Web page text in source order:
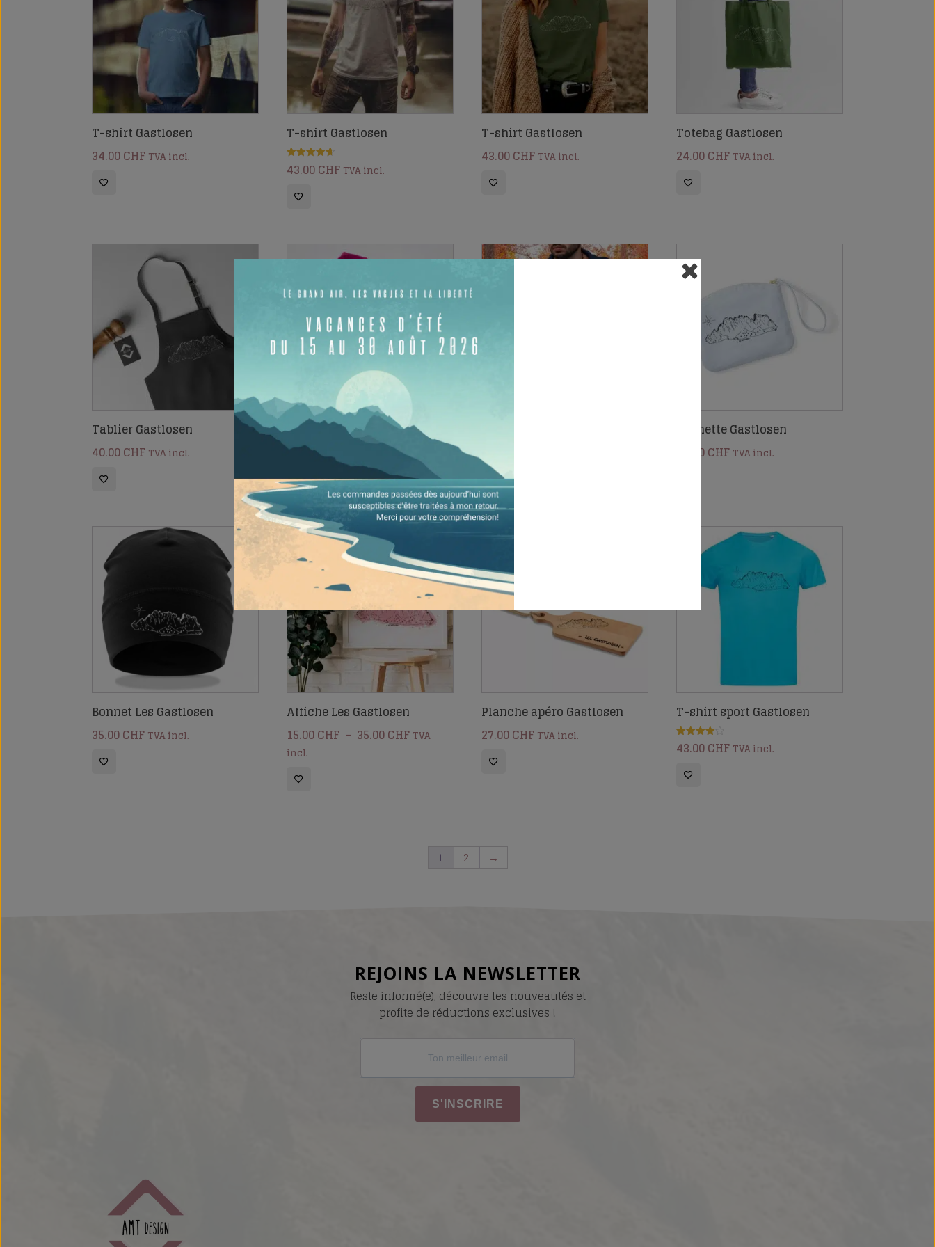
T-shirt Gastlosen
34.00CHF TVA incl.
T-shirt Gastlosen
Note
4.67
43.00CHF TVA incl.
T-shirt Gastlosen
43.00CHF TVA incl.
Totebag Gastlosen
24.00CHF TVA incl.
Tablier Gastlosen
40.00CHF TVA incl.
Jaquette Gastlosen
75.00CHF
Pochette Gastlosen
26.00CHF TVA incl.
Bonnet Les Gastlosen
35.00CHF TVA incl.
Affiche Les Gastlosen
15.00CHF – 35.00CHFPlage
TVA
incl.
Planche apéro Gastlosen
27.00CHF TVA incl.
T-shirt sport Gastlosen
Note
4.00
43.00CHF TVA incl.
1 2 →
REJOINS LA NEWSLETTER
Reste informé(e), découvre les nouveautés et
profite de réductions exclusives !
S'INSCRIRE